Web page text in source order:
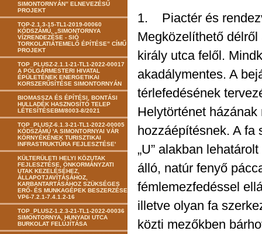
SIMONTORNYÁN” ELNEVEZÉSŰ
PROJEKT
TOP-2.1.3-15-TL1-2019-00060
KÓDSZÁMÚ, „SIMONTORNYA
VÍZRENDEZÉSE - SIÓ
TORKOLATIÁTEMELŐ ÉPÍTÉSE” CÍMŰ
PROJEKT
TOP_PLUSZ-2.1.1-21-TL1-2022-00017
A POLGÁRMESTERI HIVATAL
ÉPÜLETÉNEK ENERGETIKAI
KORSZERŰSÍTÉSE SIMONTORNYÁN
BIOMASSZA ÉS ÉPÍTÉSI, BONTÁSI
HULLADÉK HASZNOSÍTÓ TELEP
LÉTESÍTÉSEBM/8003-8/2021
TOP_PLUSZ-6.1.3-21-TL1-2022-00005
KÓDSZÁMÚ 'A SIMONTORNYAI VÁR
KÖRNYÉKÉNEK TURISZTIKAI
INFRASTRUKTÚRA FEJLESZTÉSE'
KÜLTERÜLETI HELYI KÖZUTAK
FEJLESZTÉSE, ÖNKORMÁNYZATI
UTAK KEZELÉSÉHEZ,
ÁLLAPOTJAVÍTÁSÁHOZ,
KARBANTARTÁSÁHOZ SZÜKSÉGES
ERŐ- ÉS MUNKAGÉPEK BESZERZÉSE
VP6-7.2.1-7.4.1.2-16
TOP_PLUSZ-1.2.3-21-TL1-2022-00036
SIMONTORNYA, HUNYADI UTCA
BURKOLAT FELÚJÍTÁSA
1. Piactér és
Megközelíthető
király utca felől.
akadálymentes. A
térlefedésének
Helytörténet
hozzáépítésnek. A fa
„U” alakban
álló, natúr fenyő
fémlemezfedéssel
illetve olyan fa
közti mezőkben